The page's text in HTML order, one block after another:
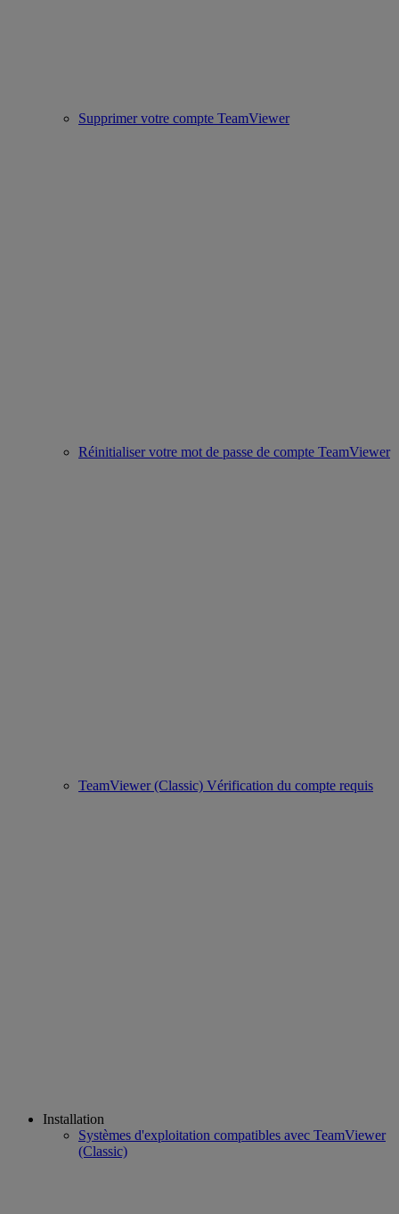
Supprimer votre compte TeamViewer
Réinitialiser votre mot de passe de compte TeamViewer
TeamViewer (Classic) Vérification du compte requis
Installation
Systèmes d'exploitation compatibles avec TeamViewer
(Classic)